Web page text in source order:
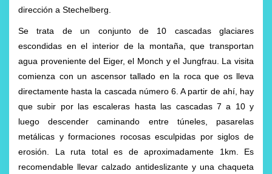
dirección a Stechelberg.
Se trata de un conjunto de 10 cascadas glaciares
escondidas en el interior de la montaña, que transportan
agua proveniente del Eiger, el Monch y el Jungfrau. La visita
comienza con un ascensor tallado en la roca que os lleva
directamente hasta la cascada número 6. A partir de ahí, hay
que subir por las escaleras hasta las cascadas 7 a 10 y
luego descender caminando entre túneles, pasarelas
metálicas y formaciones rocosas esculpidas por siglos de
erosión. La ruta total es de aproximadamente 1km. Es
recomendable llevar calzado antideslizante y una chaqueta